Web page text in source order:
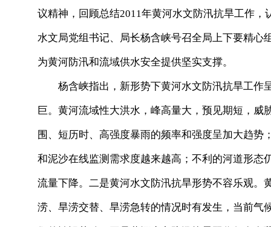
议精神，回顾总结2011年黄河水文防汛抗旱工作
水文局党组书记、局长杨含峡号召全局上下要精
为黄河防汛和流域供水安全提供坚实支撑。
杨含峡指出，新形势下黄河水文防汛抗旱工作
巨。黄河流域性大洪水，峰高量大，预见期短，
围、短历时、高强度暴雨的频率和强度呈加大趋
和泥沙在线监测需求度越来越高；不利的河道形
流量下降。二是黄河水文防汛抗旱形势不容乐观
涝、旱涝交替、旱涝急转的情况时有发生，当前